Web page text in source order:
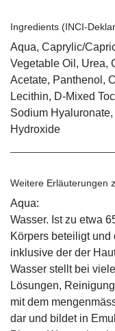
Ingredients (INCI-
Aqua, Caprylic/
Vegetable Oil, Urea,
Acetate, Panthenol,
Lecithin, D-Mixed
Sodium
Hydroxide
Weitere Erläuterungen
Aqua:
Wasser. Ist zu etwa
Körpers beteiligt und
inklusive der der
Wasser stellt bei
Lösungen,
mit dem
dar und bildet in